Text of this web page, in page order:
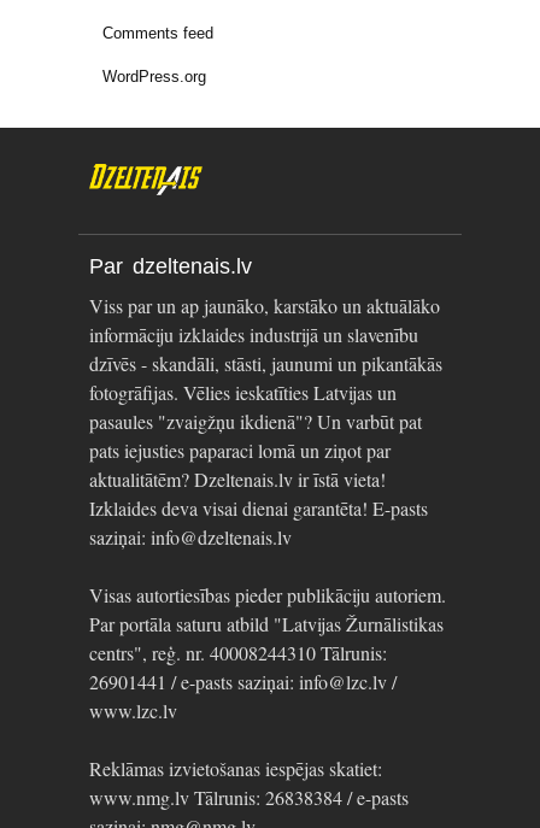
Comments feed
WordPress.org
Par dzeltenais.lv
Viss par un ap jaunāko, karstāko un aktuālāko
informāciju izklaides industrijā un slavenību
dzīvēs - skandāli, stāsti, jaunumi un pikantākās
fotogrāfijas. Vēlies ieskatīties Latvijas un
pasaules "zvaigžņu ikdienā"? Un varbūt pat
pats iejusties paparaci lomā un ziņot par
aktualitātēm? Dzeltenais.lv ir īstā vieta!
Izklaides deva visai dienai garantēta! E-pasts
saziņai: info@dzeltenais.lv
Visas autortiesības pieder publikāciju autoriem.
Par portāla saturu atbild "Latvijas Žurnālistikas
centrs", reģ. nr. 40008244310 Tālrunis:
26901441 / e-pasts saziņai: info@lzc.lv /
www.lzc.lv
Reklāmas izvietošanas iespējas skatiet:
www.nmg.lv Tālrunis: 26838384 / e-pasts